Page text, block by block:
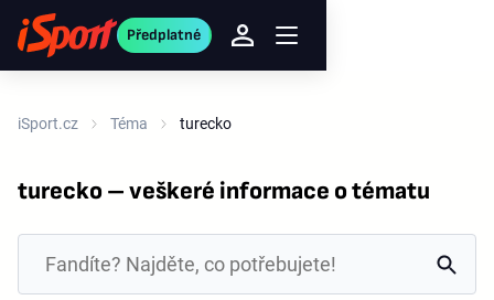
Předplatné
iSport.cz Téma turecko
turecko – veškeré informace o tématu